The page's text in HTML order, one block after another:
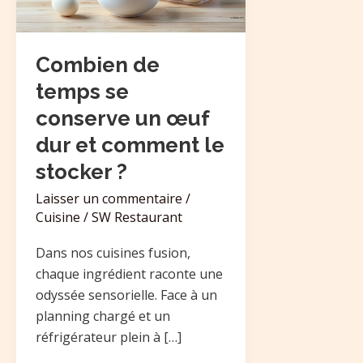
Combien de
temps se
conserve un œuf
dur et comment le
stocker ?
Laisser un commentaire /
Cuisine /SW Restaurant
Dans nos cuisines fusion,
chaque ingrédient raconte une
odyssée sensorielle. Face à un
planning chargé et un
réfrigérateur plein à […]
un
œuf
dur
et
comment
le
stocker
?